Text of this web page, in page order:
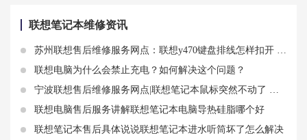
联想笔记本维修资讯
苏州联想售后维修服务网点：联想y470键盘排线怎样扣开 联想y470屏幕排线知识分享
联想电脑为什么会禁止充电？如何解决这个问题？
宁波联想售后维修服务网点|联想笔记本鼠标突然不动了 联想笔记本电脑鼠标失灵怎么办
联想电脑售后服务讲解联想笔记本电脑导热硅脂哪个好
联想笔记本售后具体说说联想笔记本进水听筒坏了怎么解决